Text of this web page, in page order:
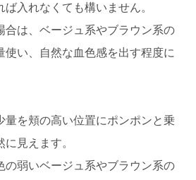
入れなくても構いません。
合は、ベージュ系やブラウン系の
使い、自然な血色感を出す程度に
量を頬の高い位置にポンポンと乗
見えます。
の弱いベージュ系やブラウン系の